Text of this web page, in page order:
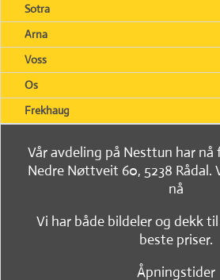
Sotra
Arna
Voss
Os
Frekhaug
Vår avdeling på Nesttun har
Nedre Nøttveit 60, 5238 Rådal.
nå
Vi har både bildeler og dekk
beste priser.
Åpningstider